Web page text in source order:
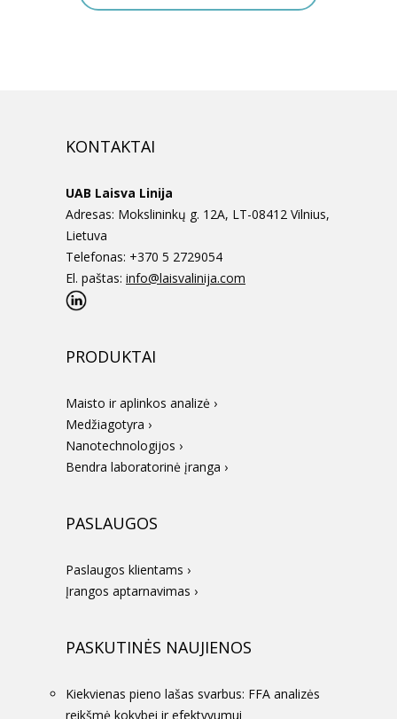
KONTAKTAI
UAB Laisva Linija
Adresas: Mokslininkų g. 12A, LT-08412 Vilnius,
Lietuva
Telefonas: +370 5 2729054
El. paštas: info@laisvalinija.com
PRODUKTAI
Maisto ir aplinkos analizė ›
Medžiagotyra ›
Nanotechnologijos ›
Bendra laboratorinė įranga ›
PASLAUGOS
Paslaugos klientams ›
Įrangos aptarnavimas ›
PASKUTINĖS NAUJIENOS
Kiekvienas pieno lašas svarbus: FFA analizės
reikšmė kokybei ir efektyvumui